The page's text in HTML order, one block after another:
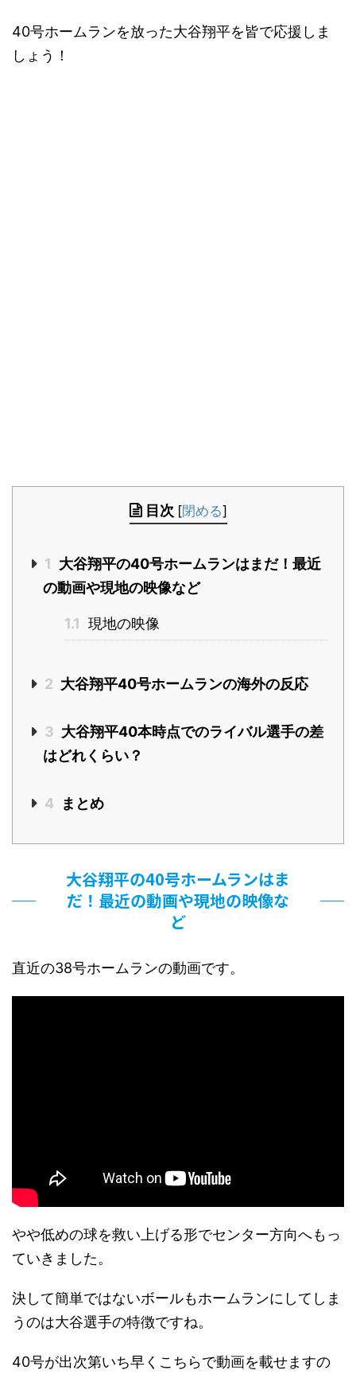
40号ホームランを放った大谷翔平を皆で応援しま
しょう！
目次 [閉める]
1 大谷翔平の40号ホームランはまだ！最近
の動画や現地の映像など
1.1 現地の映像
2 大谷翔平40号ホームランの海外の反応
3 大谷翔平40本時点でのライバル選手の差
はどれくらい？
4 まとめ
大谷翔平の40号ホームランはま
だ！最近の動画や現地の映像な
ど
直近の38号ホームランの動画です。
やや低めの球を救い上げる形でセンター方向へもっ
ていきました。
決して簡単ではないボールもホームランにしてしま
うのは大谷選手の特徴ですね。
40号が出次第いち早くこちらで動画を載せますの